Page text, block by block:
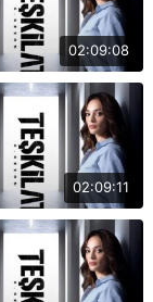
02:09:08
02:09:11